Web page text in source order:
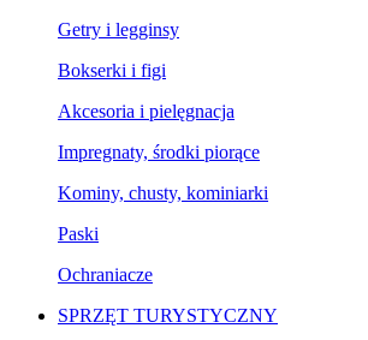
Getry i legginsy
Bokserki i figi
Akcesoria i pielęgnacja
Impregnaty, środki piorące
Kominy, chusty, kominiarki
Paski
Ochraniacze
SPRZĘT TURYSTYCZNY